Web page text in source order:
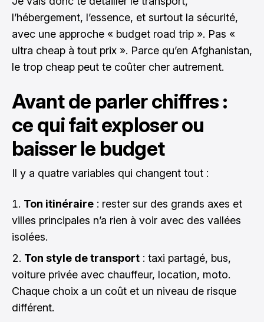
l’hébergement, l’essence, et surtout la sécurité,
avec une approche « budget road trip ». Pas «
ultra cheap à tout prix ». Parce qu’en Afghanistan,
le trop cheap peut te coûter cher autrement.
Avant de parler chiffres :
ce qui fait exploser ou
baisser le budget
Il y a quatre variables qui changent tout :
Ton itinéraire : rester sur des grands axes et
villes principales n’a rien à voir avec des vallées
isolées.
Ton style de transport : taxi partagé, bus,
voiture privée avec chauffeur, location, moto.
Chaque choix a un coût et un niveau de risque
différent.